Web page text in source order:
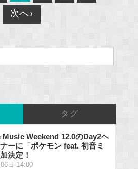
次へ ›
タグ
Music Weekend 12.0のDay2ヘ
ーに「ポケモン feat. 初音ミ
決定！
日 14:00